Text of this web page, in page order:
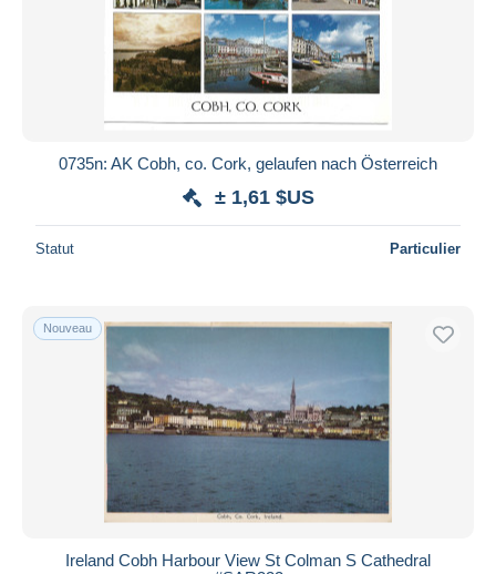
0735n: AK Cobh, co. Cork, gelaufen nach Österreich
± 1,61 $US
Statut Particulier
Nouveau
Ireland Cobh Harbour View St Colman S Cathedral